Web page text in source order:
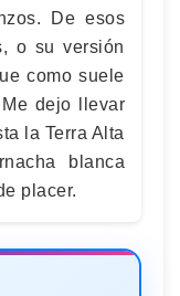
De esos
o su versión
como suele
dejo llevar
la Terra Alta
blanca
placer.